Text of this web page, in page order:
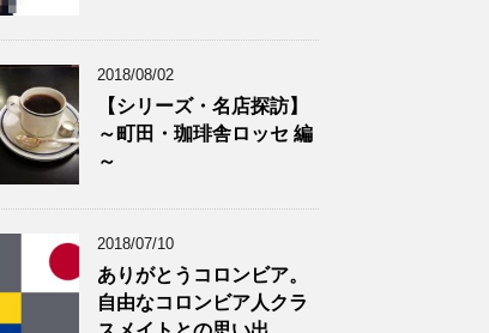
2018/08/02
【シリーズ・名店探訪】
～町田・珈琲舎ロッセ 編
～
2018/07/10
ありがとうコロンビア。
自由なコロンビア人クラ